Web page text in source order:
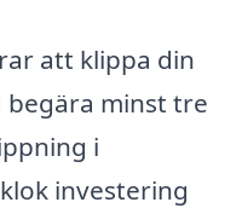
att klippa din
begära minst tre
i
investering